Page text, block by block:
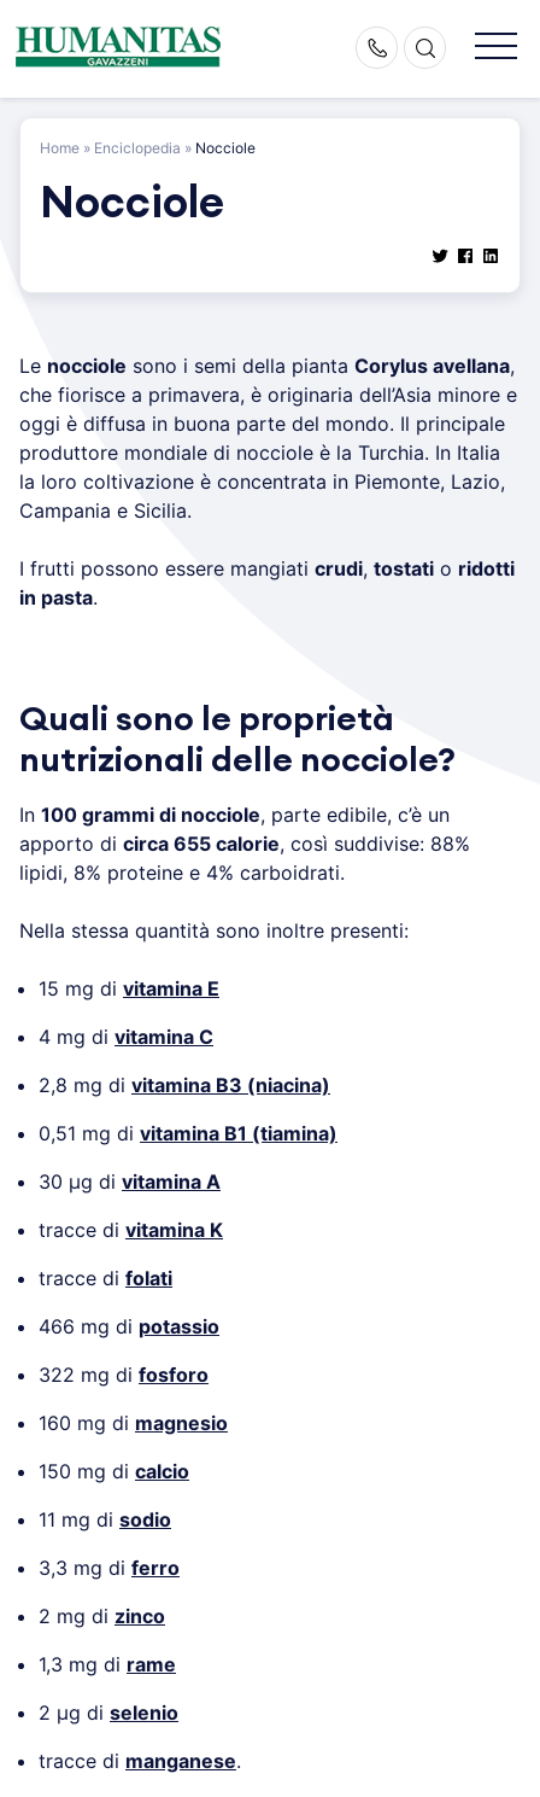
content
Home » Enciclopedia » Nocciole
Nocciole
Le nocciole sono i semi della pianta Corylus avellana,
che fiorisce a primavera, è originaria dell’Asia minore e
oggi è diffusa in buona parte del mondo. Il principale
produttore mondiale di nocciole è la Turchia. In Italia
la loro coltivazione è concentrata in Piemonte, Lazio,
Campania e Sicilia.
I frutti possono essere mangiati crudi, tostati o ridotti
in pasta.
Quali sono le proprietà
nutrizionali delle nocciole?
In 100 grammi di nocciole, parte edibile, c’è un
apporto di circa 655 calorie, così suddivise: 88%
lipidi, 8% proteine e 4% carboidrati.
Nella stessa quantità sono inoltre presenti:
15 mg di vitamina E
4 mg di vitamina C
2,8 mg di vitamina B3 (niacina)
0,51 mg di vitamina B1 (tiamina)
30 µg di vitamina A
tracce di vitamina K
tracce di folati
466 mg di potassio
322 mg di fosforo
160 mg di magnesio
150 mg di calcio
11 mg di sodio
3,3 mg di ferro
2 mg di zinco
1,3 mg di rame
2 µg di selenio
tracce di manganese.